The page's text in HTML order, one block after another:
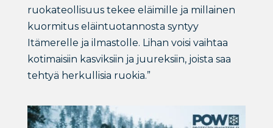
ruokateollisuus tekee eläimille ja millainen
kuormitus eläintuotannosta syntyy
Itämerelle ja ilmastolle. Lihan voisi vaihtaa
kotimaisiin kasviksiin ja juureksiin, joista saa
tehtyä herkullisia ruokia.”